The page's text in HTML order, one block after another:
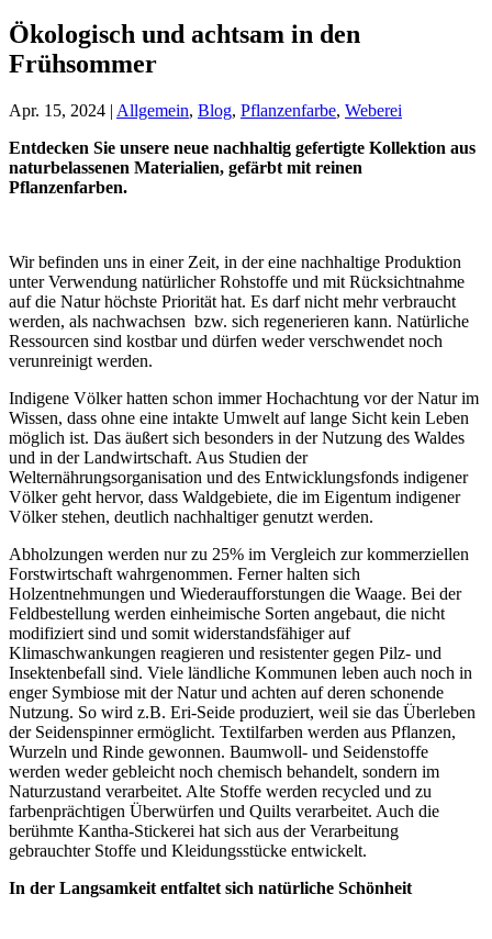
Ökologisch und achtsam in den
Frühsommer
Apr. 15, 2024 | Allgemein, Blog, Pflanzenfarbe, Weberei
Entdecken Sie unsere neue nachhaltig gefertigte Kollektion aus
naturbelassenen Materialien, gefärbt mit reinen
Pflanzenfarben.
Wir befinden uns in einer Zeit, in der eine nachhaltige Produktion
unter Verwendung natürlicher Rohstoffe und mit Rücksichtnahme
auf die Natur höchste Priorität hat. Es darf nicht mehr verbraucht
werden, als nachwachsen bzw. sich regenerieren kann. Natürliche
Ressourcen sind kostbar und dürfen weder verschwendet noch
verunreinigt werden.
Indigene Völker hatten schon immer Hochachtung vor der Natur im
Wissen, dass ohne eine intakte Umwelt auf lange Sicht kein Leben
möglich ist. Das äußert sich besonders in der Nutzung des Waldes
und in der Landwirtschaft. Aus Studien der
Welternährungsorganisation und des Entwicklungsfonds indigener
Völker geht hervor, dass Waldgebiete, die im Eigentum indigener
Völker stehen, deutlich nachhaltiger genutzt werden.
Abholzungen werden nur zu 25% im Vergleich zur kommerziellen
Forstwirtschaft wahrgenommen. Ferner halten sich
Holzentnehmungen und Wiederaufforstungen die Waage. Bei der
Feldbestellung werden einheimische Sorten angebaut, die nicht
modifiziert sind und somit widerstandsfähiger auf
Klimaschwankungen reagieren und resistenter gegen Pilz- und
Insektenbefall sind. Viele ländliche Kommunen leben auch noch in
enger Symbiose mit der Natur und achten auf deren schonende
Nutzung. So wird z.B. Eri-Seide produziert, weil sie das Überleben
der Seidenspinner ermöglicht. Textilfarben werden aus Pflanzen,
Wurzeln und Rinde gewonnen. Baumwoll- und Seidenstoffe
werden weder gebleicht noch chemisch behandelt, sondern im
Naturzustand verarbeitet. Alte Stoffe werden recycled und zu
farbenprächtigen Überwürfen und Quilts verarbeitet. Auch die
berühmte Kantha-Stickerei hat sich aus der Verarbeitung
gebrauchter Stoffe und Kleidungsstücke entwickelt.
In der Langsamkeit entfaltet sich natürliche Schönheit